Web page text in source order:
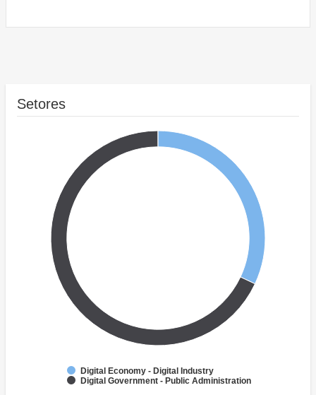
Setores
Digital Economy - Digital Industry
Digital Government - Public Administration